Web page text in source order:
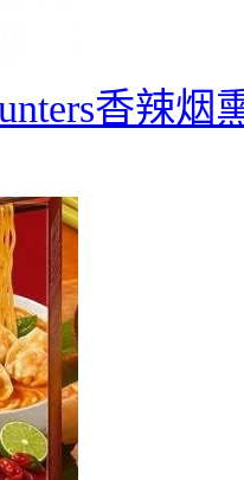
香辣烟